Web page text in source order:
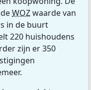
WOZwaarde van
in de buurt
220 huishoudens
zijn er 350